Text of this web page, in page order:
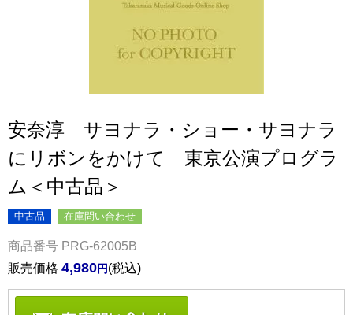
安奈淳 サヨナラ・ショー・サヨナラ
にリボンをかけて 東京公演プログラ
ム＜中古品＞
中古品 在庫問い合わせ
商品番号 PRG-62005B
販売価格 4,980 税込